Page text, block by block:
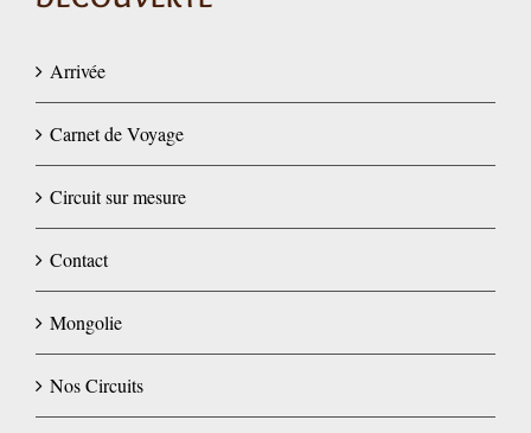
Arrivée
Carnet de Voyage
Circuit sur mesure
Contact
Mongolie
Nos Circuits